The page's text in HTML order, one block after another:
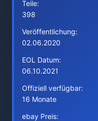
Teile:
398
Veröffentlichung:
02.06.2020
EOL Datum:
06.10.2021
Offiziell verfügbar:
16 Monate
ebay Preis: